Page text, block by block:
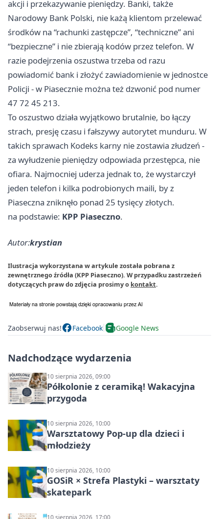
akcji i przekazywanie pieniędzy. Banki, także
Narodowy Bank Polski, nie każą klientom przelewać
środków na “rachunki zastępcze”, “techniczne” ani
“bezpieczne” i nie zbierają kodów przez telefon. W
razie podejrzenia oszustwa trzeba od razu
powiadomić bank i złożyć zawiadomienie w jednostce
Policji - w Piasecznie można też dzwonić pod numer
47 72 45 213.
To oszustwo działa wyjątkowo brutalnie, bo łączy
strach, presję czasu i fałszywy autorytet munduru. W
takich sprawach Kodeks karny nie zostawia złudzeń -
za wyłudzenie pieniędzy odpowiada przestępca, nie
ofiara. Najmocniej uderza jednak to, że wystarczył
jeden telefon i kilka podrobionych maili, by z
Piaseczna zniknęło ponad 25 tysięcy złotych.
na podstawie: KPP Piaseczno.
Autor:krystian
Ilustracja wykorzystana w artykule została pobrana z
zewnętrznego źródła (KPP Piaseczno). W przypadku zastrzeżeń
dotyczących praw do zdjęcia prosimy o kontakt.
Zaobserwuj nas! Facebook Google News
Nadchodzące wydarzenia
10 sierpnia 2026, 09:00
Półkolonie z ceramiką! Wakacyjna
przygoda
10 sierpnia 2026, 10:00
Warsztatowy Pop-up dla dzieci i
młodzieży
10 sierpnia 2026, 10:00
GOSiR × Strefa Plastyki – warsztaty
skatepark
10 sierpnia 2026, 17:00